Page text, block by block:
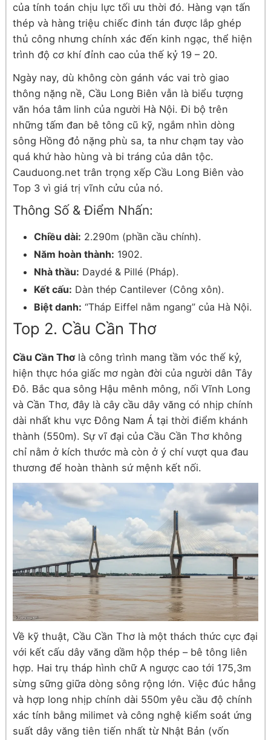
của tính toán chịu lực tối ưu thời đó. Hàng vạn tấn
thép và hàng triệu chiếc đinh tán được lắp ghép
thủ công nhưng chính xác đến kinh ngạc, thể hiện
trình độ cơ khí đỉnh cao của thế kỷ 19 – 20.
Ngày nay, dù không còn gánh vác vai trò giao
thông nặng nề, Cầu Long Biên vẫn là biểu tượng
văn hóa tâm linh của người Hà Nội. Đi bộ trên
những tấm đan bê tông cũ kỹ, ngắm nhìn dòng
sông Hồng đỏ nặng phù sa, ta như chạm tay vào
quá khứ hào hùng và bi tráng của dân tộc.
Cauduong.net trân trọng xếp Cầu Long Biên vào
Top 3 vì giá trị vĩnh cửu của nó.
Thông Số & Điểm Nhấn:
Chiều dài: 2.290m (phần cầu chính).
Năm hoàn thành: 1902.
Nhà thầu: Daydé & Pillé (Pháp).
Kết cấu: Dàn thép Cantilever (Công xôn).
Biệt danh: “Tháp Eiffel nằm ngang” của Hà Nội.
Top 2. Cầu Cần Thơ
Cầu Cần Thơlà công trình mang tầm vóc thế kỷ,
hiện thực hóa giấc mơ ngàn đời của người dân Tây
Đô. Bắc qua sông Hậu mênh mông, nối Vĩnh Long
và Cần Thơ, đây là cây cầu dây văng có nhịp chính
dài nhất khu vực Đông Nam Á tại thời điểm khánh
thành (550m). Sự vĩ đại của Cầu Cần Thơ không
chỉ nằm ở kích thước mà còn ở ý chí vượt qua đau
thương để hoàn thành sứ mệnh kết nối.
Về kỹ thuật, Cầu Cần Thơ là một thách thức cực đại
với kết cấu dây văng dầm hộp thép – bê tông liên
hợp. Hai trụ tháp hình chữ A ngược cao tới 175,3m
sừng sững giữa dòng sông rộng lớn. Việc đúc hẫng
và hợp long nhịp chính dài 550m yêu cầu độ chính
xác tính bằng milimet và công nghệ kiểm soát ứng
suất dây văng tiên tiến nhất từ Nhật Bản (vốn